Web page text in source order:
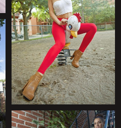
+